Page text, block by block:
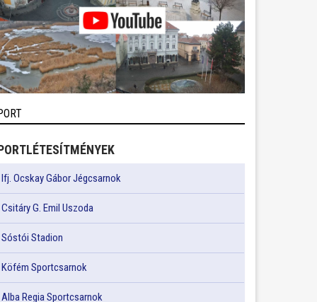
Ifj. Ocskay Gábor Jégcsarnok
Csitáry G. Emil Uszoda
Sóstói Stadion
Köfém Sportcsarnok
Alba Regia Sportcsarnok